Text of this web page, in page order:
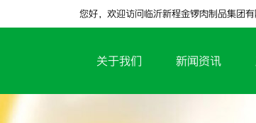
您好，欢迎访问临沂新程金锣肉制品集团有
关于我们 新闻资讯